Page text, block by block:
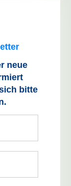
neue
bitte